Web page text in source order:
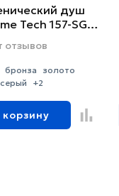
душ
Tech 157-SGM
С
shine gun
отзывов
бронза
золото
серый +2
корзину